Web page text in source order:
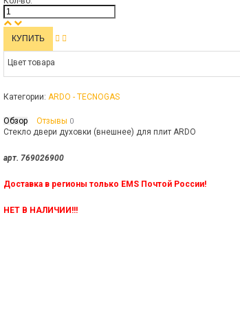
Цвет товара
Категории: ARDO - TECNOGAS
Обзор Отзывы 0
Стекло двери духовки (внешнее) для плит ARDO
арт. 769026900
Доставка в регионы только EMS Почтой России!
НЕТ В НАЛИЧИИ!!!